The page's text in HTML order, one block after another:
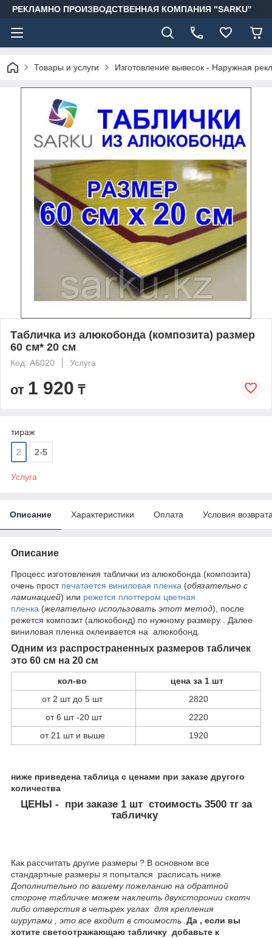
РЕКЛАМНО ПРОИЗВОДСТВЕННАЯ КОМПАНИЯ "SARKU"
Товары и услуги Изготовление вывесок - Наружная
Табличка из алюкобонда (композита) размер
60 см* 20 см
Код: A6020 Услуга
от 1 920 ₸
тираж
2 2-5
Услуга
Описание Характеристики Оплата Условия
Описание
Процесс изготовления таблички из алюкобонда (композита)
очень прост печатается виниловая пленка (обязательно с
ламинацией) или режется плоттером цветная
пленка (желательно использовать этот метод), после
режется композит (алюкобонд) по нужному размеру . Далее
виниловая пленка оклеивается на алюкобонд.
Одним из распространенных размеров табличек
это 60 см на 20 см
ЦЕНЫ - при заказе 1 шт стоимость 3500 тг за
табличку
ниже приведена таблица с ценами при заказе другого
количества
кол-во
цена за 1 шт
от 2 шт до 5 шт
2820
от 6 шт -20 шт
2220
от 21 шт и выше
1920
Как рассчитать другие размеры ? В основном все
стандартные размеры я попытался расписать ниже
Дополнительно по вашему пожеланию на обратной
стороне табличке можем наклеить двухсторонии скотч
либо отверстия в четырех углах для крепления
шурупами , это все входит в стоимость .Да , если вы
хотите светоотражающаю табличку добавьте к